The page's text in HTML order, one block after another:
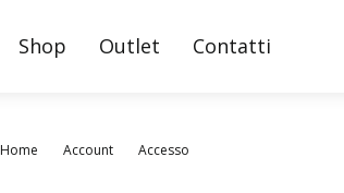
Shop Outlet Contatti
Home Account Accesso